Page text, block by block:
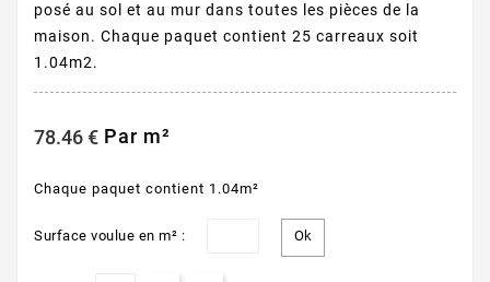
posé au sol et au mur dans toutes les pièces de la
maison. Chaque paquet contient 25 carreaux soit
1.04m2.
78.46 € Par m²
Chaque paquet contient 1.04m²
Surface voulue en m² :